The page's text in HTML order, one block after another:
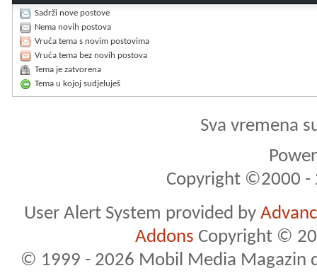
Sadrži nove postove
Nema novih postova
Vruća tema s novim postovima
Vruća tema bez novih postova
Tema je zatvorena
Tema u kojoj sudjeluješ
Sva vremena
Copyright ©2000 -
User Alert System provided by
Addons Copyright ©
© 1999 - 2026 Mobil Media Magazin